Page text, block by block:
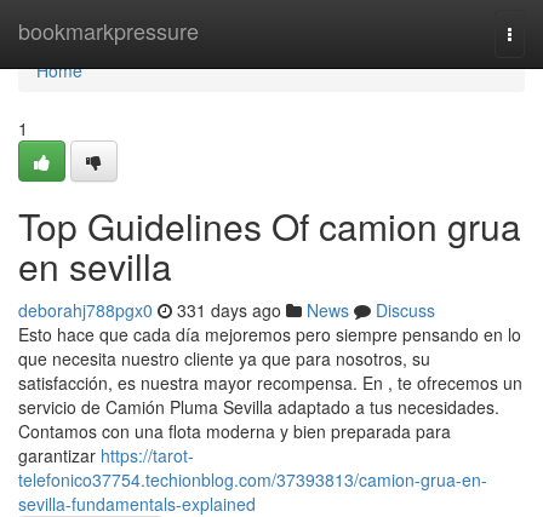
bookmarkpressure
Home
Home
1
Top Guidelines Of camion grua
en sevilla
deborahj788pgx0 331 days ago News
Discuss
Esto hace que cada día mejoremos pero siempre pensando en lo
que necesita nuestro cliente ya que para nosotros, su
satisfacción, es nuestra mayor recompensa. En , te ofrecemos un
servicio de Camión Pluma Sevilla adaptado a tus necesidades.
Contamos con una flota moderna y bien preparada para
garantizar https://tarot-
telefonico37754.techionblog.com/37393813/camion-grua-en-
sevilla-fundamentals-explained